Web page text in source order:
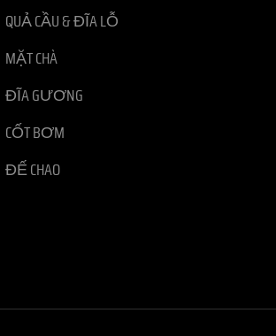
QUẢ CẦU & ĐĨA LỖ
MẶT CHÀ
ĐĨA GƯƠNG
CỐT BƠM
ĐẾ CHAO